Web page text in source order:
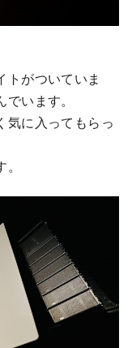
トがついていま
います。
気に入ってもらっ